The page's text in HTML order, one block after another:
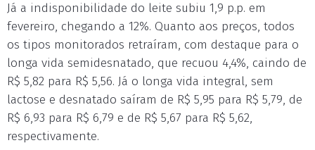
Já a indisponibilidade do leite subiu 1,9 p.p. em
fevereiro, chegando a 12%. Quanto aos preços, todos
os tipos monitorados retraíram, com destaque para o
longa vida semidesnatado, que recuou 4,4%, caindo de
R$ 5,82 para R$ 5,56. Já o longa vida integral, sem
lactose e desnatado saíram de R$ 5,95 para R$ 5,79, de
R$ 6,93 para R$ 6,79 e de R$ 5,67 para R$ 5,62,
respectivamente.